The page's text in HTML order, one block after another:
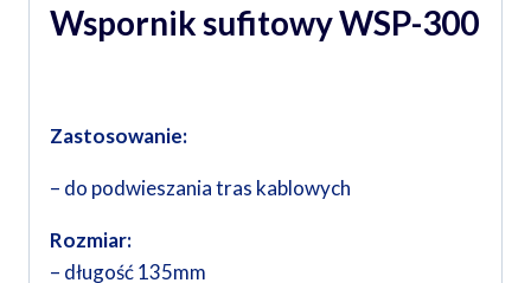
Wspornik sufitowy WSP-300
Zastosowanie:
– do podwieszania tras kablowych
Rozmiar:
– długość 135mm